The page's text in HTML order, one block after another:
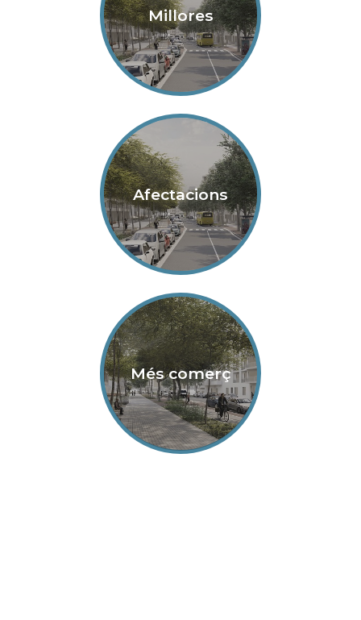
Millores
Afectacions
Més comerç